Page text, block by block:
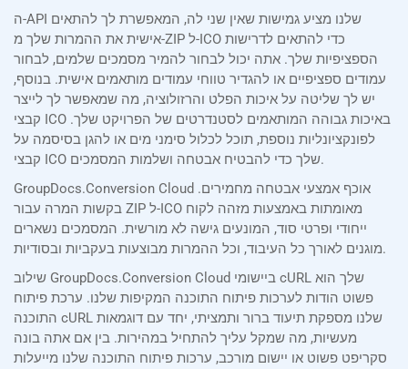
ה-API שלנו מציע גמישות שאין שני לה, המאפשרת לך להתאים
אישית את ההמרות שלך מ-ZIP ל-ICO כדי להתאים לדרישות
הספציפיות שלך. אתה יכול לבחור להמיר מסמכים שלמים, לבחור
עמודים ספציפיים או להגדיר טווחי עמודים מותאמים אישית. בנוסף,
יש לך שליטה על איכות הפלט והרזולוציה, מה שמאפשר לך לייצר
קבצי ICO באיכות גבוהה המותאמים לסטנדרטים של הפרויקט שלך.
לפונקציונליות נוספת, תוכל לכלול סימני מים או להגן בסיסמה על
קבצי ICO שלך כדי להבטיח אבטחה ושלמות המסמכים.
GroupDocs.Conversion Cloud אוכף אמצעי אבטחה מחמירים.
בקשות המרה עבור ZIP ל-ICO מאומתות באמצעות מזהה לקוח
ייחודי ופרטי סוד, המונעים גישה לא מורשית. המסמכים נשארים
מוגנים לאורך כל העיבוד, וכל ההמרות מבוצעות בעקביות ובסודיות.
שילוב GroupDocs.Conversion Cloud ביישומי cURL שלך הוא
פשוט הודות לערכות פיתוח התוכנה המקיפות שלנו. ערכת פיתוח
התוכנה cURL שלנו מספקת תיעוד ברור ותמציתי, יחד עם דוגמאות
מעשיות, מה שמקל עליך להתחיל במהירות. בין אם אתה בונה
סקריפט פשוט או יישום מורכב, ערכות פיתוח התוכנה שלנו מייעלות